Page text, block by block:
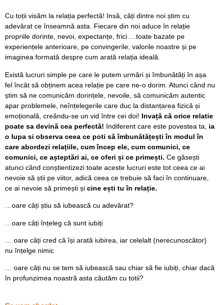
Cu toții visăm la relația perfectă! Insă, câți dintre noi știm cu
adevărat ce înseamnă asta. Fiecare din noi aduce în relație
propriile dorinte, nevoi, expectanțe, frici….toate bazate pe
experiențele anterioare, pe convingerile, valorile noastre și pe
imaginea formată despre cum arată relația ideală.
Există lucruri simple pe care le putem urmări și îmbunătăți în așa
fel încât să obținem acea relație pe care ne-o dorim. Atunci când nu
știm să ne comunicăm dorințele, nevoile, să comunicăm autentic
apar problemele, neînțelegerile care duc la distanțarea fizică și
emoțională, creându-se un vid între cei doi! Invață că orice relatie
poate sa devină cea perfectă! Indiferent care este povestea ta, ia
o lupa si observa ceea ce poti să îmbunătățești în modul în
care abordezi relațiile, cum încep ele, cum comunici, ce
comunici, ce așteptări ai, ce oferi și ce primești. Ce găsești
atunci când conștientizezi toate aceste lucruri este tot ceea ce ai
nevoie să știi pe viitor, adică ceea ce trebuie să faci în continuare,
ce ai nevoie să primești și cine ești tu în relație.
…oare câți știu să iubească cu adevărat?
…oare câți înțeleg că sunt iubiți
… oare câți cred că își arată iubirea, iar celelalt (nerecunoscător)
nu înțelge nimic
… oare câți nu se tem să iubească sau chiar să fie iubiți, chiar dacă
în profunzimea noastră asta căutăm cu totii?